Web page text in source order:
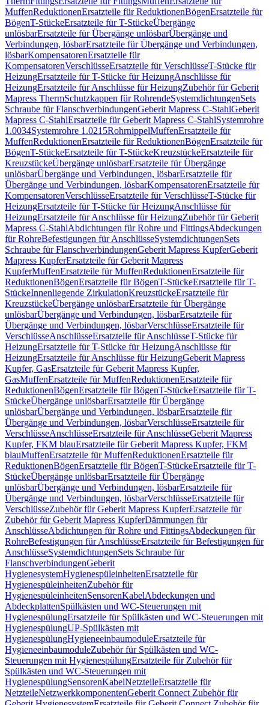
MuffenReduktionenErsatzteile für ReduktionenBögenErsatzteile für
BögenT-StückeErsatzteile für T-StückeÜbergänge
unlösbarErsatzteile für Übergänge unlösbarÜbergänge und
Verbindungen, lösbarErsatzteile für Übergänge und Verbindungen,
lösbarKompensatorenErsatzteile für
KompensatorenVerschlüsseErsatzteile für VerschlüsseT-Stücke für
HeizungErsatzteile für T-Stücke für HeizungAnschlüsse für
HeizungErsatzteile für Anschlüsse für HeizungZubehör für Geberit
Mapress ThermSchutzkappen für RohrendeSystemdichtungenSets
Schraube für FlanschverbindungenGeberit Mapress C-StahlGeberit
Mapress C-StahlErsatzteile für Geberit Mapress C-StahlSystemrohre
1.0034Systemrohre 1.0215RohrnippelMuffenErsatzteile für
MuffenReduktionenErsatzteile für ReduktionenBögenErsatzteile für
BögenT-StückeErsatzteile für T-StückeKreuzstückeErsatzteile für
KreuzstückeÜbergänge unlösbarErsatzteile für Übergänge
unlösbarÜbergänge und Verbindungen, lösbarErsatzteile für
Übergänge und Verbindungen, lösbarKompensatorenErsatzteile für
KompensatorenVerschlüsseErsatzteile für VerschlüsseT-Stücke für
HeizungErsatzteile für T-Stücke für HeizungAnschlüsse für
HeizungErsatzteile für Anschlüsse für HeizungZubehör für Geberit
Mapress C-StahlAbdichtungen für Rohre und FittingsAbdeckungen
für RohreBefestigungen für AnschlüsseSystemdichtungenSets
Schraube für FlanschverbindungenGeberit Mapress KupferGeberit
Mapress KupferErsatzteile für Geberit Mapress
KupferMuffenErsatzteile für MuffenReduktionenErsatzteile für
ReduktionenBögenErsatzteile für BögenT-StückeErsatzteile für T-
StückeInnenliegende ZirkulationKreuzstückeErsatzteile für
KreuzstückeÜbergänge unlösbarErsatzteile für Übergänge
unlösbarÜbergänge und Verbindungen, lösbarErsatzteile für
Übergänge und Verbindungen, lösbarVerschlüsseErsatzteile für
VerschlüsseAnschlüsseErsatzteile für AnschlüsseT-Stücke für
HeizungErsatzteile für T-Stücke für HeizungAnschlüsse für
HeizungErsatzteile für Anschlüsse für HeizungGeberit Mapress
Kupfer, GasErsatzteile für Geberit Mapress Kupfer,
GasMuffenErsatzteile für MuffenReduktionenErsatzteile für
ReduktionenBögenErsatzteile für BögenT-StückeErsatzteile für T-
StückeÜbergänge unlösbarErsatzteile für Übergänge
unlösbarÜbergänge und Verbindungen, lösbarErsatzteile für
Übergänge und Verbindungen, lösbarVerschlüsseErsatzteile für
VerschlüsseAnschlüsseErsatzteile für AnschlüsseGeberit Mapress
Kupfer, FKM blauErsatzteile für Geberit Mapress Kupfer, FKM
blauMuffenErsatzteile für MuffenReduktionenErsatzteile für
ReduktionenBögenErsatzteile für BögenT-StückeErsatzteile für T-
StückeÜbergänge unlösbarErsatzteile für Übergänge
unlösbarÜbergänge und Verbindungen, lösbarErsatzteile für
Übergänge und Verbindungen, lösbarVerschlüsseErsatzteile für
VerschlüsseZubehör für Geberit Mapress KupferErsatzteile für
Zubehör für Geberit Mapress KupferDämmungen für
AnschlüsseAbdichtungen für Rohre und FittingsAbdeckungen für
RohreBefestigungen für AnschlüsseErsatzteile für Befestigungen für
AnschlüsseSystemdichtungenSets Schraube für
FlanschverbindungenGeberit
HygienesystemHygienespüleinheitenErsatzteile für
HygienespüleinheitenZubehör für
HygienespüleinheitenSensorenKabelAbdeckungen und
AbdeckplattenSpülkästen und WC-Steuerungen mit
HygienespülungErsatzteile für Spülkästen und WC-Steuerungen mit
HygienespülungUP-Spülkästen mit
HygienespülungHygieneeinbaumoduleErsatzteile für
HygieneeinbaumoduleZubehör für Spülkästen und WC-
Steuerungen mit HygienespülungErsatzteile für Zubehör für
Spülkästen und WC-Steuerungen mit
HygienespülungSensorenKabelNetzteileErsatzteile für
NetzteileNetzwerkkomponentenGeberit Connect Zubehör für